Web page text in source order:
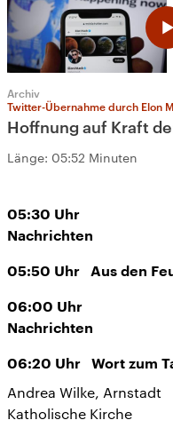
Archiv
Twitter-Übernahme durch Elon
Hoffnung auf Kraft
Länge: 05:52 Minuten
05:30 Uhr
Nachrichten
05:50 Uhr Aus den
06:00 Uhr
Nachrichten
06:20 Uhr Wort zum
Andrea Wilke, Arnstadt
Katholische Kirche